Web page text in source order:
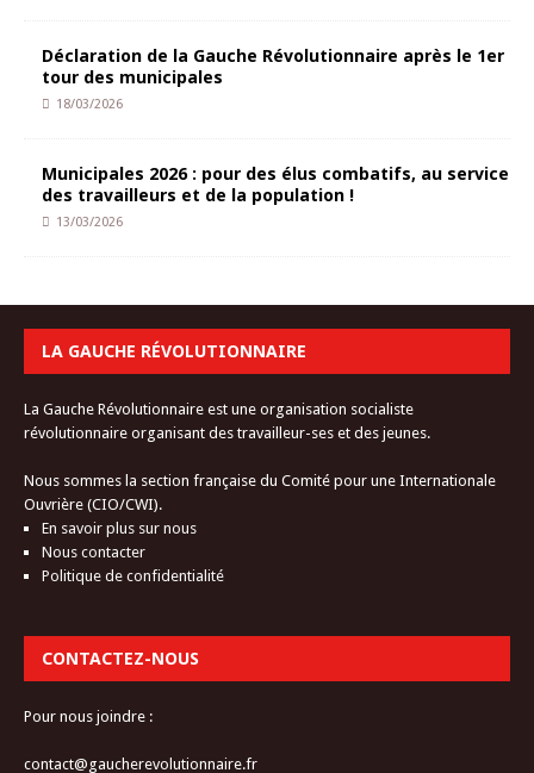
Déclaration de la Gauche Révolutionnaire après le 1er
tour des municipales
18/03/2026
Municipales 2026 : pour des élus combatifs, au service
des travailleurs et de la population !
13/03/2026
LA GAUCHE RÉVOLUTIONNAIRE
La Gauche Révolutionnaire est une organisation socialiste
révolutionnaire organisant des travailleur-ses et des jeunes.
Nous sommes la section française du Comité pour une Internationale
Ouvrière (CIO/CWI).
En savoir plus sur nous
Nous contacter
Politique de confidentialité
CONTACTEZ-NOUS
Pour nous joindre :
contact@gaucherevolutionnaire.fr